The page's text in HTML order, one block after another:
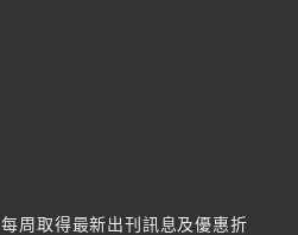
每周取得最新出刊訊息及優惠折